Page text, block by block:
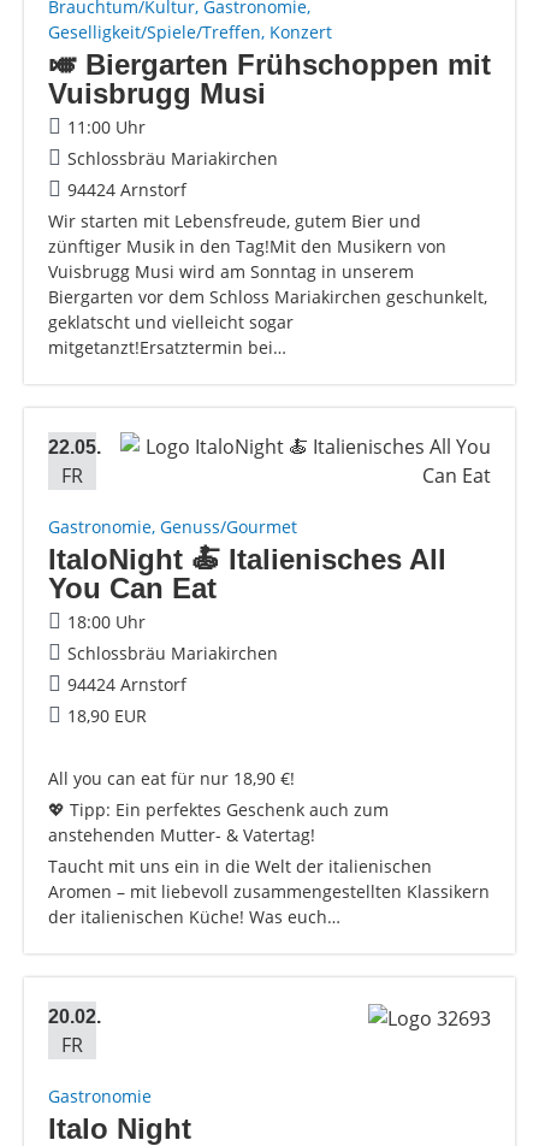
Brauchtum/Kultur, Gastronomie,
Geselligkeit/Spiele/Treffen, Konzert
🎺 Biergarten Frühschoppen mit
Vuisbrugg Musi
11:00 Uhr
Schlossbräu Mariakirchen
94424 Arnstorf
Wir starten mit Lebensfreude, gutem Bier und
zünftiger Musik in den Tag!Mit den Musikern von
Vuisbrugg Musi wird am Sonntag in unserem
Biergarten vor dem Schloss Mariakirchen geschunkelt,
geklatscht und vielleicht sogar
mitgetanzt!Ersatztermin bei…
22.05.
FR
Gastronomie, Genuss/Gourmet
ItaloNight 🍝 Italienisches All
You Can Eat
18:00 Uhr
Schlossbräu Mariakirchen
94424 Arnstorf
18,90 EUR
All you can eat für nur 18,90 €!
💖 Tipp: Ein perfektes Geschenk auch zum
anstehenden Mutter- & Vatertag!
Taucht mit uns ein in die Welt der italienischen
Aromen – mit liebevoll zusammengestellten Klassikern
der italienischen Küche! Was euch…
20.02.
FR
Gastronomie
Italo Night